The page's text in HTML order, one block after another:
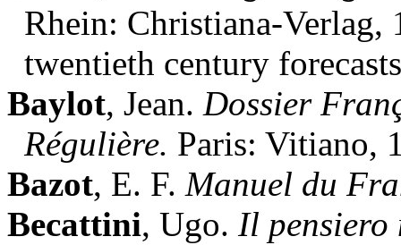
Rhein: Christiana-Verlag,
twentieth century
Baylot, Jean. Dossier
Régulière. Paris: Vitiano,
Bazot, E. F. Manuel du
Becattini, Ugo. Il pensiero